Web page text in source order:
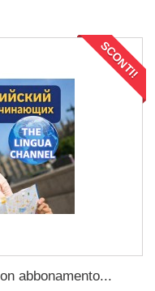
SCONTI!
abbonamento...